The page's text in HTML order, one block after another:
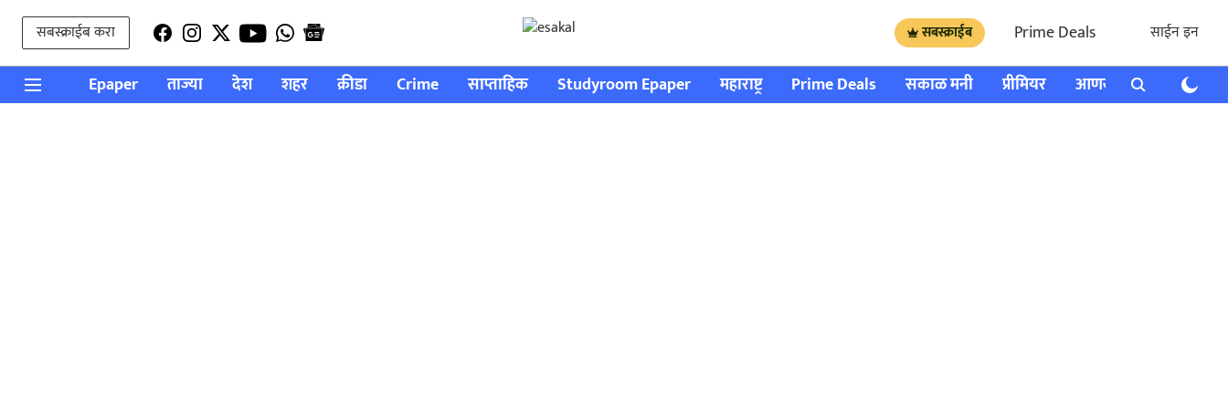
सबस्क्राईब करा सबस्क्राईब Prime Deals साईन इन
Epaper ताज्या देश शहर क्रीडा Crime साप्ताहिक Studyroom Epaper महाराष्ट्र Prime Deals सकाळ मनी प्रीमियर आणखी राशी भविष्य